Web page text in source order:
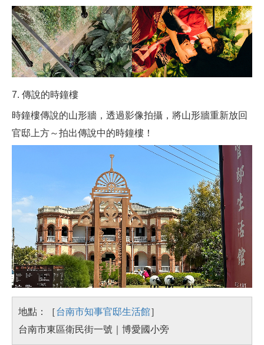
7. 傳說的時鐘樓
時鐘樓傳說的山形牆，透過影像拍攝，將山形牆重新放回
官邸上方～拍出傳說中的時鐘樓！
地點：［台南市知事官邸生活館］
台南市東區衛民街一號｜博愛國小旁